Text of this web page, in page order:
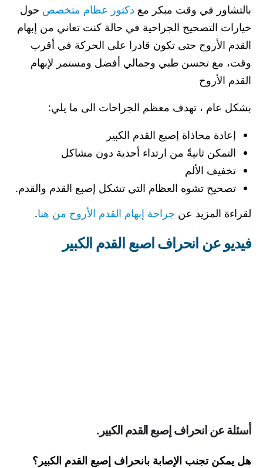
بالتشاور في وقت مبكر مع دكتور عظام متخصص حول
خيارات التصحيح الجراحية في حالة كنت تعاني من إبهام
القدم الأروح حتى تكون قادرا على الحركة في أقرب
وقت، مع تحسن طبي وجمالي أفضل ومستمر لإبهام
القدم الأروح
بشكل عام ، تهدف معظم الجراحات الى ما يلي:
إعادة محاذاة إصبع القدم الكبير
التمكن ثانيةً من ارتداء أحذية دون مشاكل
تخفيف الألم
تصحيح تشوه العظام التي تشكل إصبع القدم والقدم.
لقراءة المزيد عن جراحة إبهام القدم الأروح من هنا.
فيديو عن انحراف اصبع القدم الكبير
أسئلة عن انحراف إصبع القدم الكبير.
هل يمكن تجنب الإصابة بانحراف إصبع القدم الكبير؟